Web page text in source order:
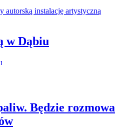
w Dąbiu
Będzie rozmowa